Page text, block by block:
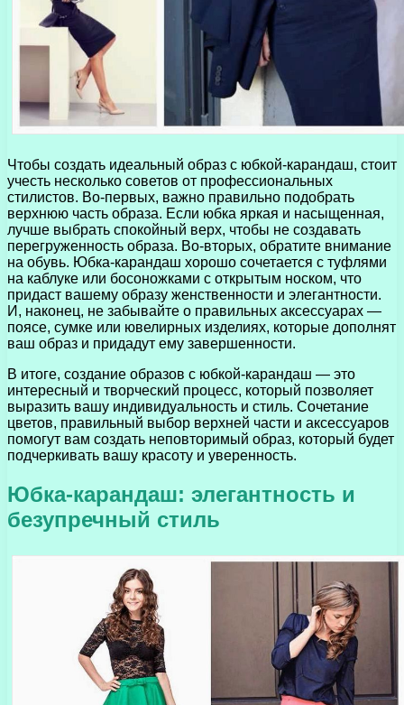
Чтобы создать идеальный образ с юбкой-карандаш, стоит
учесть несколько советов от профессиональных
стилистов. Во-первых, важно правильно подобрать
верхнюю часть образа. Если юбка яркая и насыщенная,
лучше выбрать спокойный верх, чтобы не создавать
перегруженность образа. Во-вторых, обратите внимание
на обувь. Юбка-карандаш хорошо сочетается с туфлями
на каблуке или босоножками с открытым носком, что
придаст вашему образу женственности и элегантности.
И, наконец, не забывайте о правильных аксессуарах —
поясе, сумке или ювелирных изделиях, которые дополнят
ваш образ и придадут ему завершенности.
В итоге, создание образов с юбкой-карандаш — это
интересный и творческий процесс, который позволяет
выразить вашу индивидуальность и стиль. Сочетание
цветов, правильный выбор верхней части и аксессуаров
помогут вам создать неповторимый образ, который будет
подчеркивать вашу красоту и уверенность.
Юбка-карандаш: элегантность и
безупречный стиль